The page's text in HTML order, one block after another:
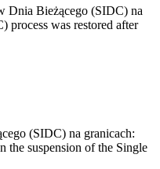
Dnia Bieżącego (SIDC) na
process was restored after
(SIDC) na granicach:
the suspension of the Single